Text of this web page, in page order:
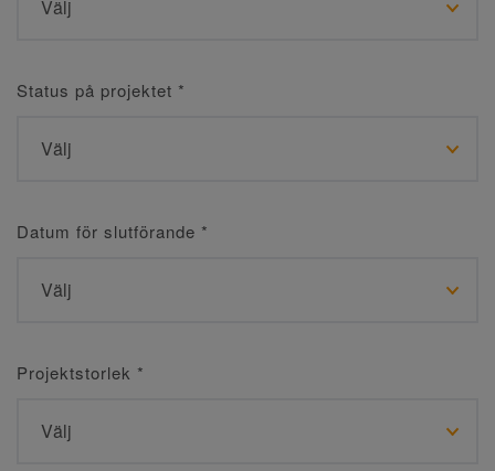
Status på projektet *
Datum för slutförande *
Projektstorlek *